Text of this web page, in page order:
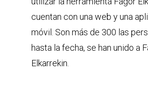
cuentan con una web y una
móvil. Son más de 300 las
hasta la fecha, se han unido a
Elkarrekin.